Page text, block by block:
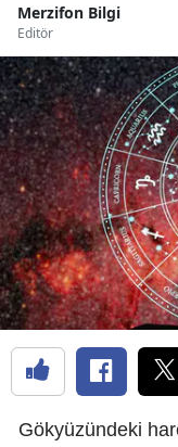
Merzifon Bilgi
Editör
Gökyüzündeki